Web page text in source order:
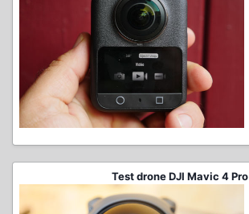
Test drone DJI Mavic 4 Pro